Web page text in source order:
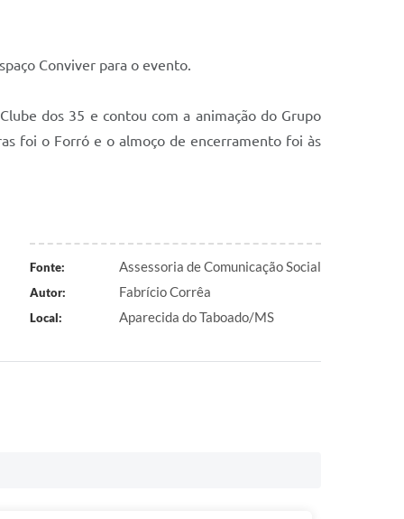
Conviver para o evento.
dos 35 e contou com a animação do Grupo
foi o Forró e o almoço de encerramento foi às
Fonte: Assessoria de Comunicação Social
Autor: Fabrício Corrêa
Local: Aparecida do Taboado/MS